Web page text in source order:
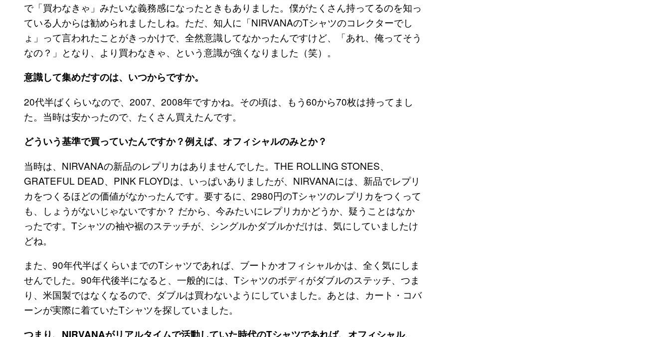
で「買わなきゃ」みたいな義務感になったときもありました。僕がたくさん持ってるのを知っ
ている人からは勧められましたしね。ただ、知人に「NIRVANAのTシャツのコレクターでし
ょ」って言われたことがきっかけで、全然意識してなかったんですけど、「あれ、俺ってそう
なの？」となり、より買わなきゃ、という意識が強くなりました（笑）。
意識して集めだすのは、いつからですか。
20代半ばくらいなので、2007、2008年ですかね。その頃は、もう60から70枚は持ってまし
た。当時は安かったので、たくさん買えたんです。
どういう基準で買っていたんですか？例えば、オフィシャルのみとか？
当時は、NIRVANAの新品のレプリカはありませんでした。THE ROLLING STONES、
GRATEFUL DEAD、PINK FLOYDは、いっぱいありましたが、NIRVANAには、新品でレプリ
カをつくるほどの価値がなかったんです。要するに、2980円のTシャツのレプリカをつくって
も、しょうがないじゃないですか？ だから、今みたいにレプリカかどうか、疑うことはなか
ったです。Tシャツの袖や裾のステッチが、シングルかダブルかだけは、気にしていましたけ
どね。
また、90年代半ばくらいまでのTシャツであれば、ブートかオフィシャルかは、全く気にしま
せんでした。90年代後半になると、一般的には、Tシャツのボディがダブルのステッチ、つま
り、米国製ではなくなるので、ダブルは買わないようにしていました。あとは、カート・コバ
ーンが実際に着ていたTシャツを探していました。